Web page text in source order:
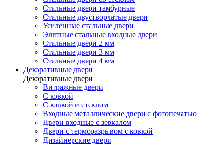
Стальные двери тамбурные
Стальные двустворчатые двери
Усиленные стальные двери
Элитные стальные входные двери
Стальные двери 2 мм
Стальные двери 3 мм
Стальные двери 4 мм
Декоративные двери
Декоративные двери
Витражные двери
С ковкой
С ковкой и стеклом
Входные металлические двери с фотопечатью
Двери входные с зеркалом
Двери с терморазрывом с ковкой
Дизайнерские двери